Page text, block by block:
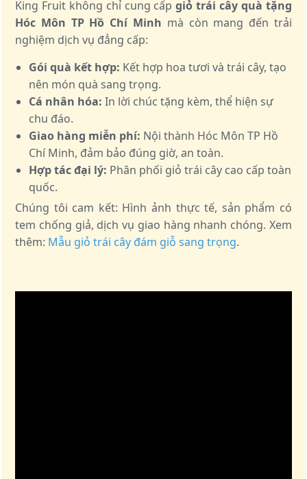
King Fruit không chỉ cung cấpgiỏ trái cây quà tặng
Hóc Môn TP Hồ Chí Minh mà còn mang đến trải
nghiệm dịch vụ đẳng cấp:
Gói quà kết hợp: Kết hợp hoa tươi và trái cây, tạo
nên món quà sang trọng.
Cá nhân hóa: In lời chúc tặng kèm, thể hiện sự
chu đáo.
Giao hàng miễn phí: Nội thành Hóc Môn TP Hồ
Chí Minh, đảm bảo đúng giờ, an toàn.
Hợp tác đại lý: Phân phối giỏ trái cây cao cấp toàn
quốc.
Chúng tôi cam kết: Hình ảnh thực tế, sản phẩm có
tem chống giả, dịch vụ giao hàng nhanh chóng. Xem
thêm: Mẫu giỏ trái cây đám giỗ sang trọng.